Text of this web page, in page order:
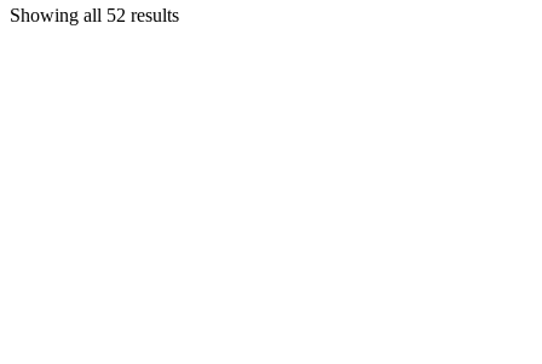
Showing all 52 results